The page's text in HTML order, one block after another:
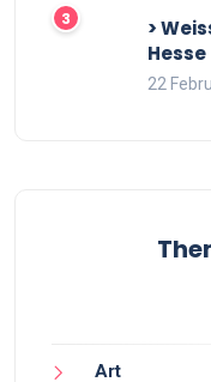
>
Hesse
22
Art